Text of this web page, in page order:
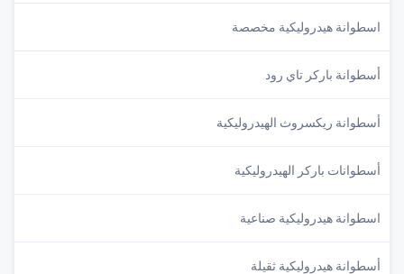
هيدروليكية مخصصة
باركر تاي رود
ريكسروث الهيدروليكية
باركر الهيدروليكية
هيدروليكية صناعية
هيدروليكية ثقيلة